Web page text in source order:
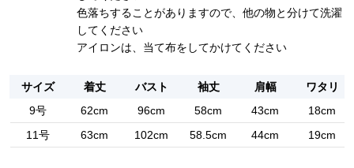
色落ちすることがありますので、他の物と分けて洗濯
してください
アイロンは、当て布をしてかけてください
サイズ 着丈 バスト 袖丈 肩幅
ワタリ
9号
62cm 96cm 58cm 43cm
18cm
11号
63cm 102cm 58.5cm 44cm 19cm